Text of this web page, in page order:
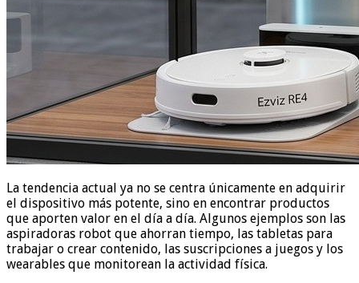
La tendencia actual ya no se centra únicamente en adquirir
el dispositivo más potente, sino en encontrar productos
que aporten valor en el día a día. Algunos ejemplos son las
aspiradoras robot que ahorran tiempo, las tabletas para
trabajar o crear contenido, las suscripciones a juegos y los
wearables que monitorean la actividad física.